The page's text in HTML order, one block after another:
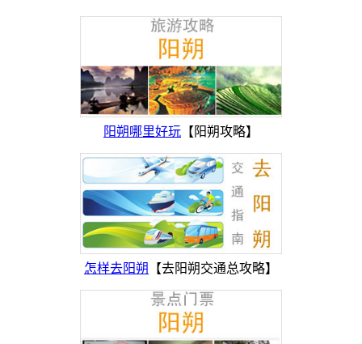
阳朔哪里好玩 【阳朔攻略】
怎样去阳朔 【去阳朔交通总攻略】